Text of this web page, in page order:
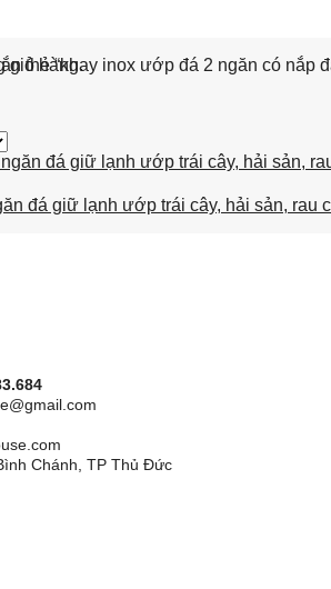
giỏ hàng.
thẻ “khay inox ướp đá 2 ngăn có nắp
đá giữ lạnh ướp trái cây, hải sản, rau
Chánh, TP Thủ Đức